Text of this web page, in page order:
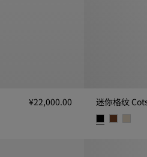
¥22,000.00 迷你格纹